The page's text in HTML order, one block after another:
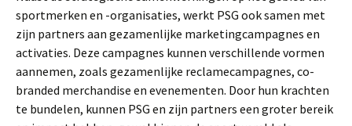
sportmerken en -organisaties, werkt PSG ook samen met
zijn partners aan gezamenlijke marketingcampagnes en
activaties. Deze campagnes kunnen verschillende vormen
aannemen, zoals gezamenlijke reclamecampagnes, co-
branded merchandise en evenementen. Door hun krachten
te bundelen, kunnen PSG en zijn partners een groter bereik